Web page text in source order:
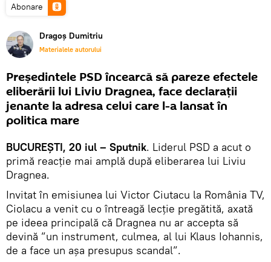
Abonare
Dragoș Dumitriu
Materialele autorului
Președintele PSD încearcă să pareze efectele
eliberării lui Liviu Dragnea, face declarații
jenante la adresa celui care l-a lansat în
politica mare
BUCUREȘTI, 20 iul – Sputnik. Liderul PSD a acut o
primă reacție mai amplă după eliberarea lui Liviu
Dragnea.
Invitat în emisiunea lui Victor Ciutacu la România TV,
Ciolacu a venit cu o întreagă lecție pregătită, axată
pe ideea principală că Dragnea nu ar accepta să
devină ”un instrument, culmea, al lui Klaus Iohannis,
de a face un aşa presupus scandal”.